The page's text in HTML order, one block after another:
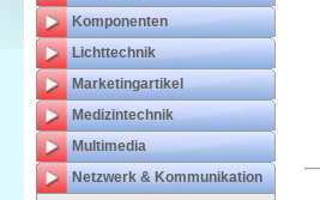
Komponenten
Lichttechnik
Marketingartikel
Medizintechnik
Multimedia
Netzwerk & Kommunikation